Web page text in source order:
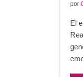
por
El